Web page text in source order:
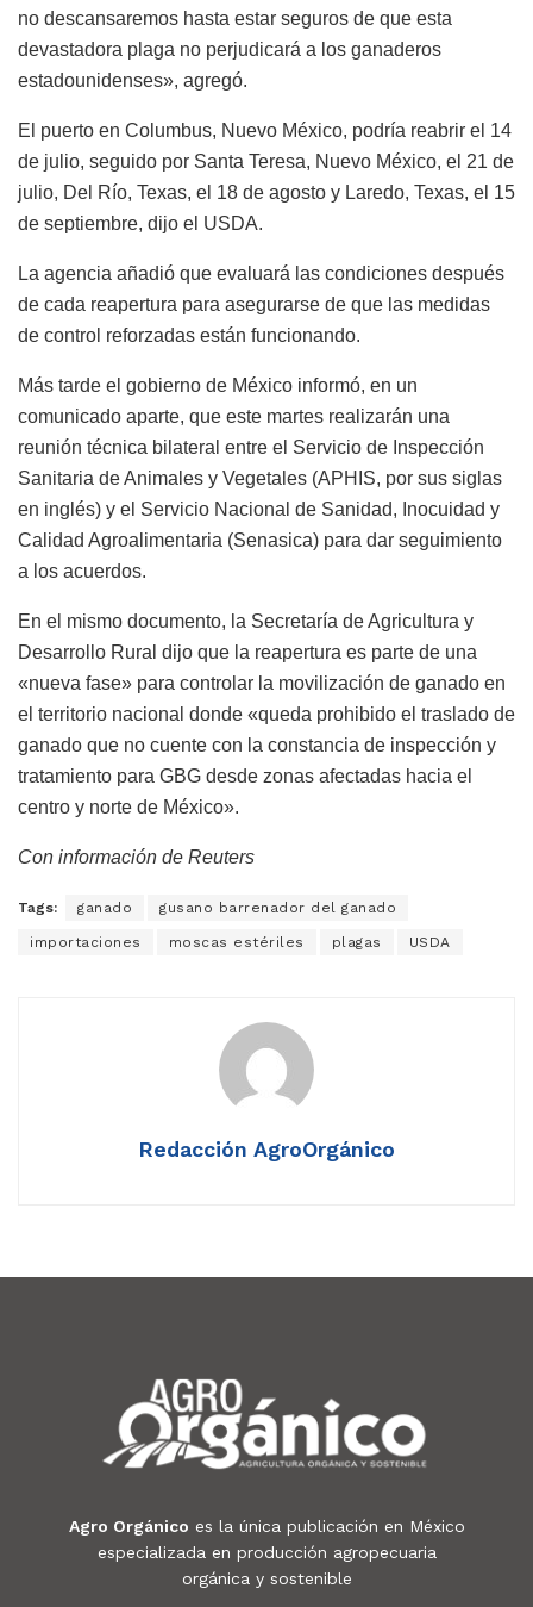
no descansaremos hasta estar seguros de que esta
devastadora plaga no perjudicará a los ganaderos
estadounidenses», agregó.
El puerto en Columbus, Nuevo México, podría reabrir el 14
de julio, seguido por Santa Teresa, Nuevo México, el 21 de
julio, Del Río, Texas, el 18 de agosto y Laredo, Texas, el 15
de septiembre, dijo el USDA.
La agencia añadió que evaluará las condiciones después
de cada reapertura para asegurarse de que las medidas
de control reforzadas están funcionando.
Más tarde el gobierno de México informó, en un
comunicado aparte, que este martes realizarán una
reunión técnica bilateral entre el Servicio de Inspección
Sanitaria de Animales y Vegetales (APHIS, por sus siglas
en inglés) y el Servicio Nacional de Sanidad, Inocuidad y
Calidad Agroalimentaria (Senasica) para dar seguimiento
a los acuerdos.
En el mismo documento, la Secretaría de Agricultura y
Desarrollo Rural dijo que la reapertura es parte de una
«nueva fase» para controlar la movilización de ganado en
el territorio nacional donde «queda prohibido el traslado de
ganado que no cuente con la constancia de inspección y
tratamiento para GBG desde zonas afectadas hacia el
centro y norte de México».
Con información de Reuters
Tags: ganado gusano barrenador del ganado
importaciones moscas estériles plagas USDA
Redacción AgroOrgánico
Agro Orgánico es la única publicación en México
especializada en producción agropecuaria
orgánica y sostenible